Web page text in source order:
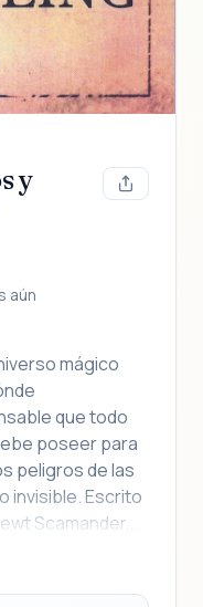
y
aún
mágico
que todo
poseer para
peligros de las
invisible. Escrito
Scamander,
este